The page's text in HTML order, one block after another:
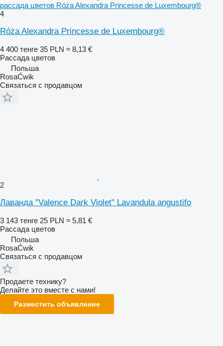
рассада цветов Róża Alexandra Princesse de Luxembourg®
4
Róża Alexandra Princesse de Luxembourg®
4 400 тенге 35 PLN ≈ 8,13 €
Рассада цветов
Польша
RosaĆwik
Связаться с продавцом
2
Лаванда "Valence Dark Violet" Lavandula angustifo
3 143 тенге 25 PLN ≈ 5,81 €
Рассада цветов
Польша
RosaĆwik
Связаться с продавцом
Продаете технику?
Делайте это вместе с нами!
Разместить объявление